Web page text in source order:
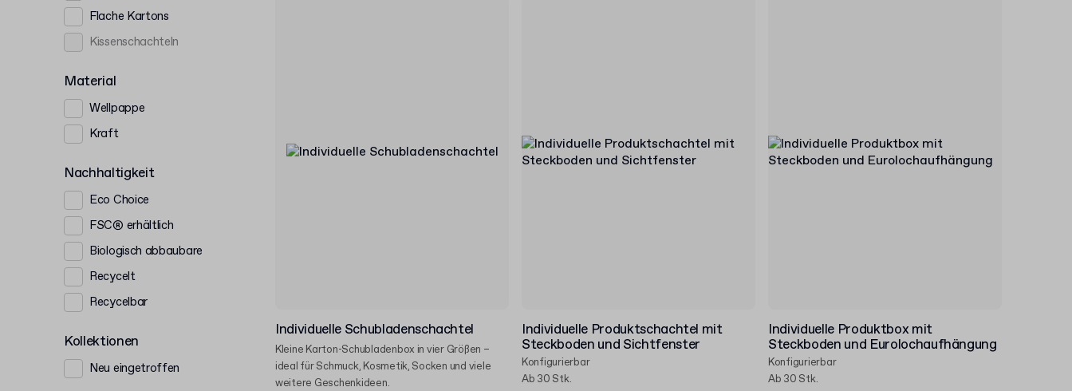
Flache Kartons
Kissenschachteln
Material
Wellpappe
Kraft
Nachhaltigkeit
Eco Choice
FSC® erhältlich
Biologisch abbaubare
Recycelt
Recycelbar
Kollektionen
Neu eingetroffen
Individuelle Schubladenschachtel
Kleine Karton-Schubladenbox in vier Größen –
ideal für Schmuck, Kosmetik, Socken und viele
weitere Geschenkideen.
Individuelle Produktschachtel mit
Steckboden und Sichtfenster
Konfigurierbar
Ab 30 Stk.
Individuelle Produktbox mit
Steckboden und Eurolochaufhängung
Konfigurierbar
Ab 30 Stk.